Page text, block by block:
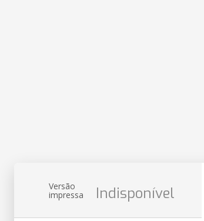
Versão
impressa Indisponível